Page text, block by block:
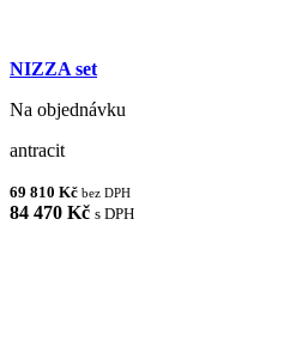
NIZZA set
Na objednávku
antracit
69 810 Kč bez DPH
84 470 Kč s DPH